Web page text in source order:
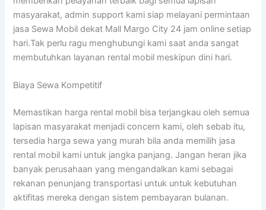
masyarakat, admin support kami siap melayani permintaan
jasa Sewa Mobil dekat Mall Margo City 24 jam online setiap
hari.Tak perlu ragu menghubungi kami saat anda sangat
membutuhkan layanan rental mobil meskipun dini hari.
Biaya Sewa Kompetitif
Memastikan harga rental mobil bisa terjangkau oleh semua
lapisan masyarakat menjadi concern kami, oleh sebab itu,
tersedia harga sewa yang murah bila anda memilih jasa
rental mobil kami untuk jangka panjang. Jangan heran jika
banyak perusahaan yang mengandalkan kami sebagai
rekanan penunjang transportasi untuk untuk kebutuhan
aktifitas mereka dengan sistem pembayaran bulanan.